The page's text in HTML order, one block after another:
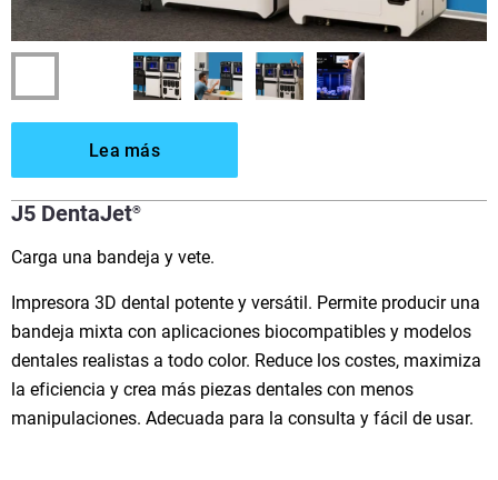
Lea más
J5 DentaJet®
Carga una bandeja y vete.
Impresora 3D dental potente y versátil. Permite producir una
bandeja mixta con aplicaciones biocompatibles y modelos
dentales realistas a todo color. Reduce los costes, maximiza
la eficiencia y crea más piezas dentales con menos
manipulaciones. Adecuada para la consulta y fácil de usar.